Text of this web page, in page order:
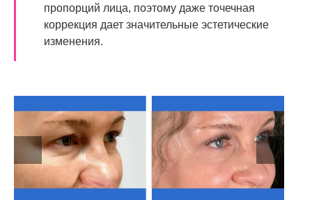
пропорций лица, поэтому даже точечная
коррекция дает значительные эстетические
изменения.